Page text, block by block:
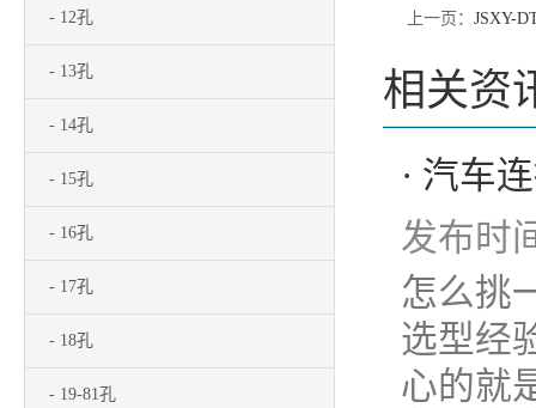
- 12孔
- 13孔
- 14孔
- 15孔
- 16孔
- 17孔
- 18孔
- 19-81孔
上一页： JSXY-
相关资
· 汽车
发布时
怎么挑
选型经
心的就